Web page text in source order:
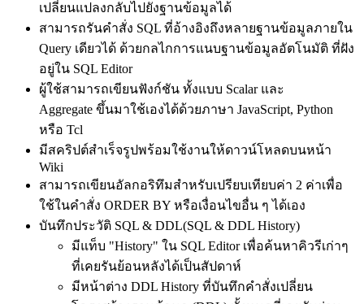
เปลี่ยนแปลงกลับไปยังฐานข้อมูลได้
สามารถรันคำสั่ง SQL ที่อ้างอิงถึงหลายฐานข้อมูลภายใน
Query เดียวได้ ด้วยกลไกการแนบฐานข้อมูลอัตโนมัติ ที่ฝัง
อยู่ใน SQL Editor
ผู้ใช้สามารถเขียนฟังก์ชัน ทั้งแบบ Scalar และ
Aggregate ขึ้นมาใช้เองได้ด้วยภาษา JavaScript, Python
หรือ Tcl
มีสคริปต์สำเร็จรูปพร้อมใช้งานให้ดาวน์โหลดบนหน้า
Wiki
สามารถเขียนอัลกอริทึมสำหรับเปรียบเทียบค่า 2 ค่าเพื่อ
ใช้ในคำสั่ง ORDER BY หรือเงื่อนไขอื่น ๆ ได้เอง
บันทึกประวัติ SQL & DDL(SQL & DDL History)
มีแท็บ "History" ใน SQL Editor เพื่อค้นหาคิวรีเก่าๆ
ที่เคยรันย้อนหลังได้เป็นสัปดาห์
มีหน้าต่าง DDL History ที่บันทึกคำสั่งเปลี่ยน